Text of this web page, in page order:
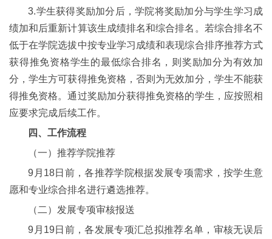
3.学生获得奖励加分后，学院将奖励加分与学生学习成
绩加和后重新计算该生成绩排名和综合排名。若综合排名不
低于在学院选拔中按专业学习成绩和表现综合排序推荐方式
获得推免资格学生的最低综合排名，则奖励加分为有效加
分，学生方可获得推免资格，否则为无效加分，学生不能获
得推免资格。通过奖励加分获得推免资格的学生，应按照相
应要求完成后续工作。
四、工作流程
（一）推荐学院推荐
9月18日前，各推荐学院根据发展专项需求，按学生意
愿和专业综合排名进行遴选推荐。
（二）发展专项审核报送
9月19日前，各发展专项汇总拟推荐名单，审核无误后